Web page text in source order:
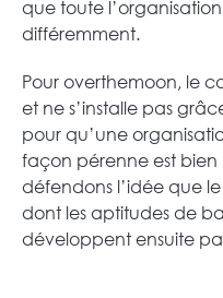
que toute
différemment.
Pour overthemoon, le
et ne s’installe pas
pour qu’une
façon pérenne est bien
défendons l’idée que
dont les aptitudes de
développent ensuite